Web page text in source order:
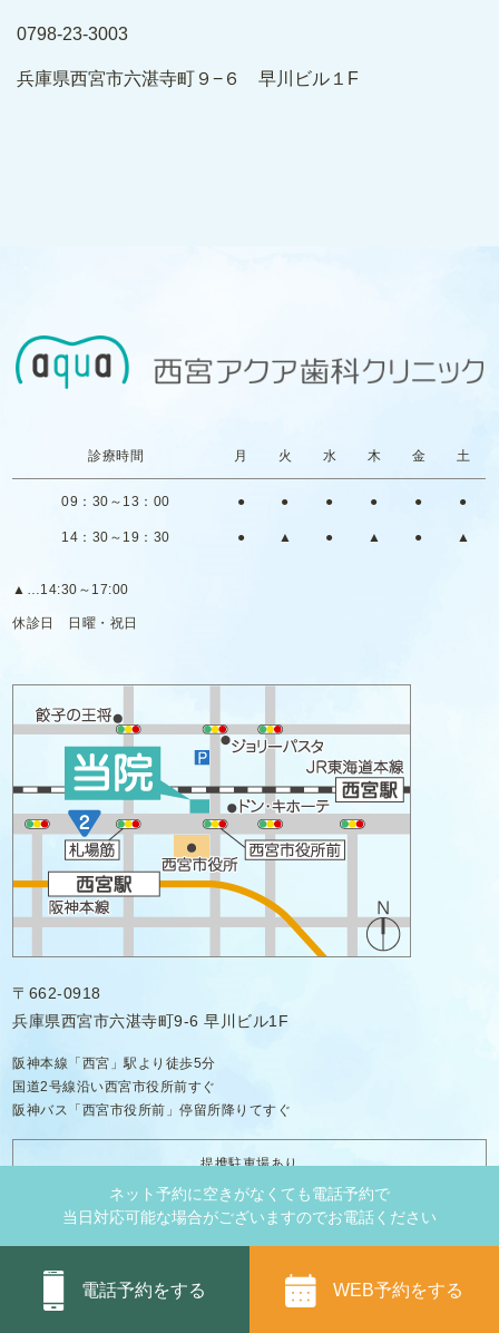
0798-23-3003
兵庫県西宮市六湛寺町９−６ 早川ビル１F
無料
メール相談
ネット予約 PAGE TOP
ネット予約に空きがなくても電話予約で
当日対応可能な場合がございますのでお電話ください
電話予約をする WEB予約をする
診療時間 月 火 水 木 金 土
09：30～13：00 ● ● ● ● ● ●
14：30～19：30 ● ▲ ● ▲ ● ▲
▲ …14:30～17:00
休診日 日曜・祝日
〒662-0918
兵庫県西宮市六湛寺町9-6 早川ビル1F
阪神本線「西宮」駅より徒歩5分
国道2号線沿い西宮市役所前すぐ
阪神バス「西宮市役所前」停留所降りてすぐ
提携駐車場あり
Copyright © 2022 西宮アクア歯科クリニック All Rights Reserved.